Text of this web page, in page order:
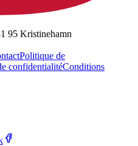
95 Kristinehamn
Politique de
confidentialitéConditions